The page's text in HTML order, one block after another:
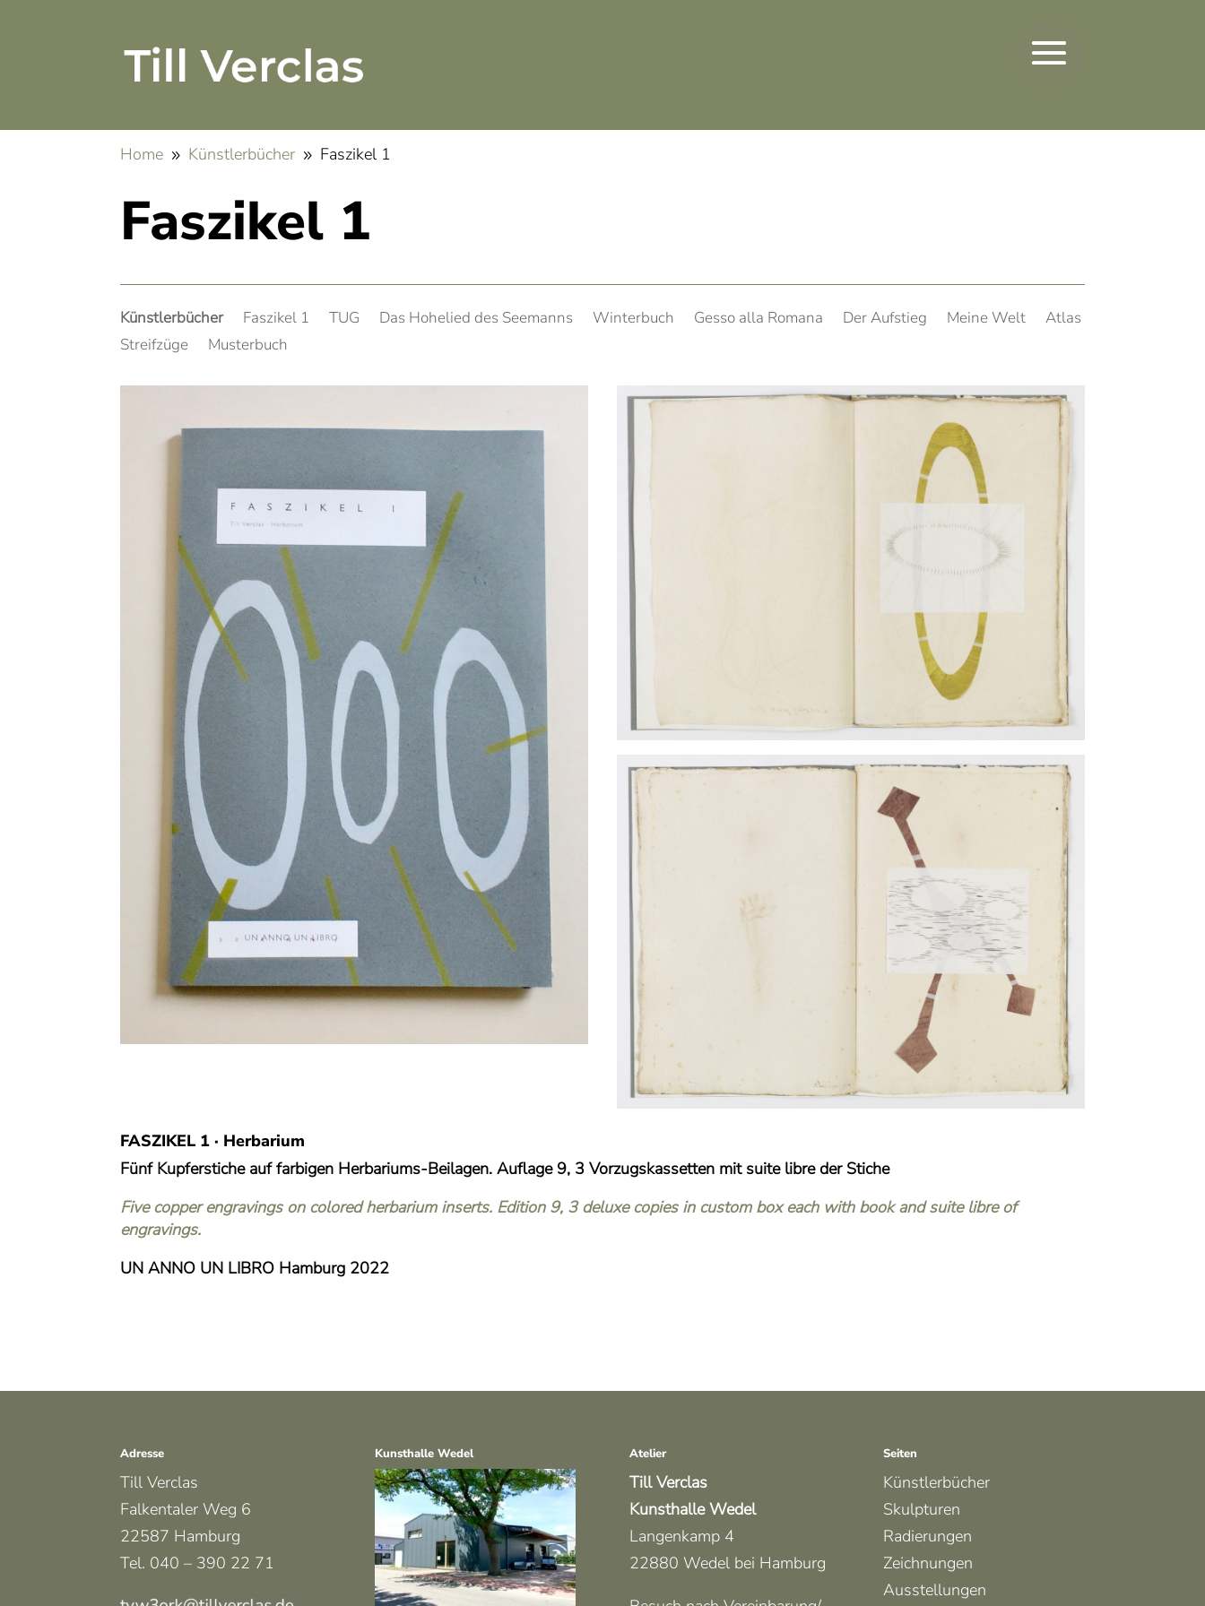
Home 9 Künstlerbücher 9 Faszikel 1
Faszikel 1
Künstlerbücher Faszikel 1 TUG Das Hohelied des Seemanns Winterbuch Gesso alla Romana Der Aufstieg Meine Welt
Atlas
Streifzüge
Musterbuch
FASZIKEL 1 · Herbarium
Fünf Kupferstiche auf farbigen Herbariums-Beilagen. Auflage 9, 3 Vorzugskassetten mit suite libre der Stiche
Five copper engravings on colored herbarium inserts. Edition 9, 3 deluxe copies in custom box each with book and suite libre of
engravings.
UN ANNO UN LIBRO Hamburg 2022
Adresse
Till Verclas
Falkentaler Weg 6
22587 Hamburg
Tel. 040 – 390 22 71
Kunsthalle Wedel Atelier
Till Verclas
Kunsthalle Wedel
Langenkamp 4
22880 Wedel bei Hamburg
Seiten
Künstlerbücher
Skulpturen
Radierungen
Zeichnungen
Ausstellungen